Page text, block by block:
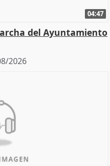
04:47
del Ayuntamiento
2026